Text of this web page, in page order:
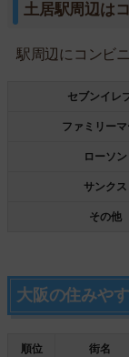
土居駅周辺は
駅周辺にコンビ
セブンイレ
ファミリーマ
ローソン
サンクス
その他
大阪の住みや
順位 街名